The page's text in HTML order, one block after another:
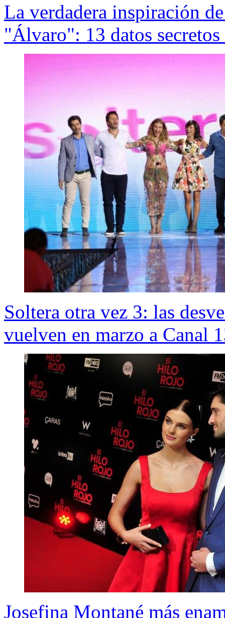
La verdadera inspiración
"Álvaro": 13 datos
Soltera otra vez 3: las
vuelven en marzo a Canal
Josefina Montané más